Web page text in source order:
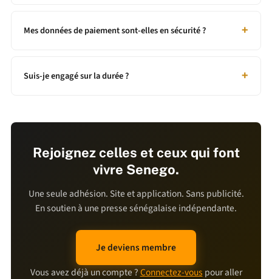
Mes données de paiement sont-elles en sécurité ?
Suis-je engagé sur la durée ?
Rejoignez celles et ceux qui font
vivre Senego.
Une seule adhésion. Site et application. Sans publicité.
En soutien à une presse sénégalaise indépendante.
Je deviens membre
Vous avez déjà un compte ?Connectez-vous pour aller